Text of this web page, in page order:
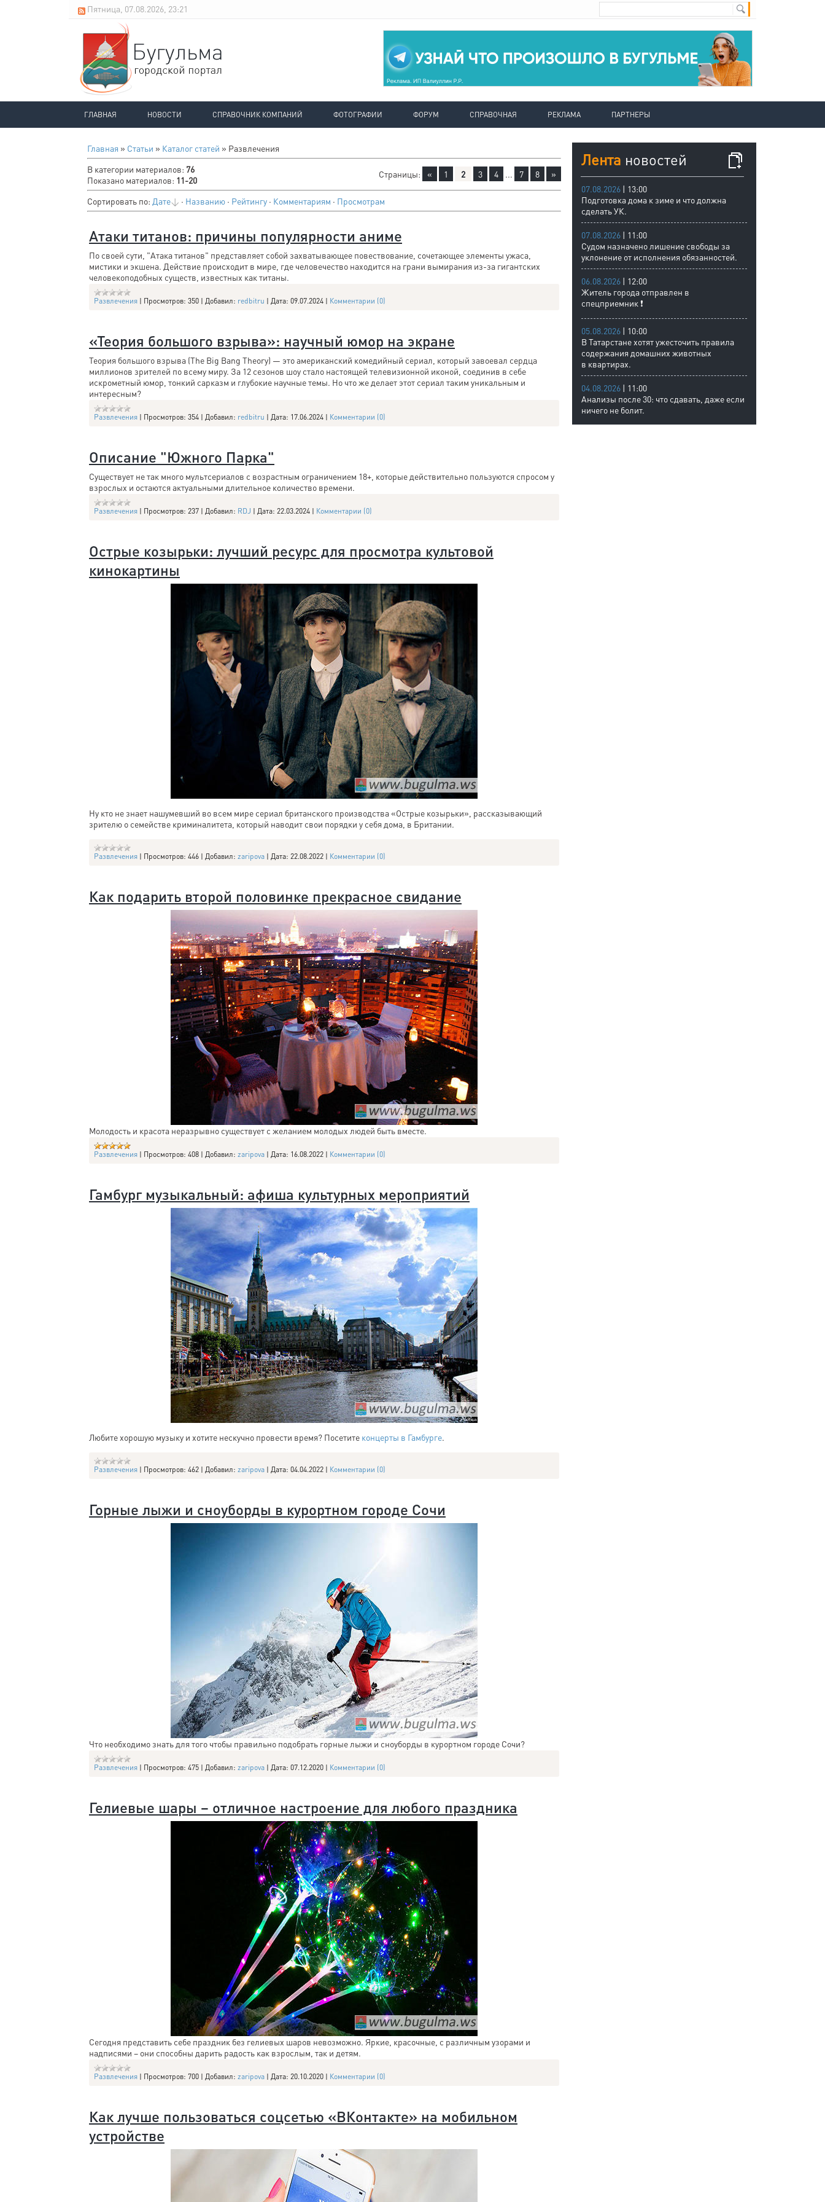
Пятница, 07.08.2026, 23:21
ГЛАВНАЯ НОВОСТИ СПРАВОЧНИК КОМПАНИЙ ФОТОГРАФИИ ФОРУМ СПРАВОЧНАЯ РЕКЛАМА ПАРТНЕРЫ
Главная » Статьи » Каталог статей » Развлечения
В категории материалов: 76
Показано материалов: 11-20
Страницы: « 1 2 3 4 ... 7 8 »
Сортировать по: Дате · Названию · Рейтингу · Комментариям · Просмотрам
Атаки титанов: причины популярности аниме
По своей сути, "Атака титанов" представляет собой захватывающее повествование, сочетающее элементы ужаса,
мистики и экшена. Действие происходит в мире, где человечество находится на грани вымирания из-за гигантских
человекоподобных существ, известных как титаны.
Развлечения | Просмотров: 350 | Добавил: redbitru | Дата: 09.07.2024 | Комментарии (0)
«Теория большого взрыва»: научный юмор на экране
Теория большого взрыва (The Big Bang Theory) — это американский комедийный сериал, который завоевал сердца
миллионов зрителей по всему миру. За 12 сезонов шоу стало настоящей телевизионной иконой, соединив в себе
искрометный юмор, тонкий сарказм и глубокие научные темы. Но что же делает этот сериал таким уникальным и
интересным?
Развлечения | Просмотров: 354 | Добавил: redbitru | Дата: 17.06.2024 | Комментарии (0)
Описание "Южного Парка"
Существует не так много мультсериалов с возрастным ограничением 18+, которые действительно пользуются спросом у
взрослых и остаются актуальными длительное количество времени.
Развлечения | Просмотров: 237 | Добавил: RDJ | Дата: 22.03.2024 | Комментарии (0)
Острые козырьки: лучший ресурс для просмотра культовой
кинокартины
Ну кто не знает нашумевший во всем мире сериал британского производства «Острые козырьки», рассказывающий
зрителю о семействе криминалитета, который наводит свои порядки у себя дома, в Британии.
Развлечения | Просмотров: 446 | Добавил: zaripova | Дата: 22.08.2022 | Комментарии (0)
Как подарить второй половинке прекрасное свидание
Молодость и красота неразрывно существует с желанием молодых людей быть вместе.
Развлечения | Просмотров: 408 | Добавил: zaripova | Дата: 16.08.2022 | Комментарии (0)
Гамбург музыкальный: афиша культурных мероприятий
Любите хорошую музыку и хотите нескучно провести время? Посетите концерты в Гамбурге.
Развлечения | Просмотров: 462 | Добавил: zaripova | Дата: 04.04.2022 | Комментарии (0)
Горные лыжи и сноуборды в курортном городе Сочи
Что необходимо знать для того чтобы правильно подобрать горные лыжи и сноуборды в курортном городе Сочи?
Развлечения | Просмотров: 475 | Добавил: zaripova | Дата: 07.12.2020 | Комментарии (0)
Гелиевые шары – отличное настроение для любого праздника
Сегодня представить себе праздник без гелиевых шаров невозможно. Яркие, красочные, с различным узорами и
надписями – они способны дарить радость как взрослым, так и детям.
Развлечения | Просмотров: 700 | Добавил: zaripova | Дата: 20.10.2020 | Комментарии (0)
Как лучше пользоваться соцсетью «ВКонтакте» на мобильном
устройстве
Лента новостей
07.08.2026 | 13:00
Подготовка дома к зиме и что должна
сделать УК.
07.08.2026 | 11:00
Судом назначено лишение свободы за
уклонение от исполнения обязанностей.
06.08.2026 | 12:00
Житель города отправлен в
спецприемник ❗
05.08.2026 | 10:00
В Татарстане хотят ужесточить правила
содержания домашних животных
в квартирах.
04.08.2026 | 11:00
Анализы после 30: что сдавать, даже если
ничего не болит.